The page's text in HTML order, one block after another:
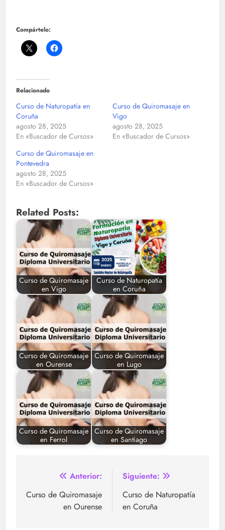
Compártelo:
Relacionado
Curso de Naturopatía en
Coruña
agosto 28, 2025
En «Buscador de Cursos»
Curso de Quiromasaje en
Vigo
agosto 28, 2025
En «Buscador de Cursos»
Curso de Quiromasaje en
Pontevedra
agosto 28, 2025
En «Buscador de Cursos»
Related Posts:
Curso de Quiromasaje
en Vigo
Curso de Naturopatía
en Coruña
Curso de Quiromasaje
en Ourense
Curso de Quiromasaje
en Lugo
Curso de Quiromasaje
en Ferrol
Curso de Quiromasaje
en Santiago
Navegación
de
entradas
Anterior:
Curso de Quiromasaje
en Ourense
Siguiente:
Curso de Naturopatía
en Coruña